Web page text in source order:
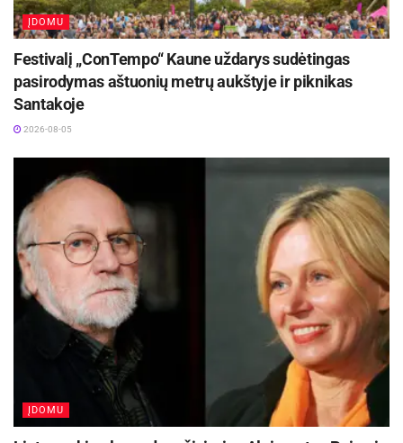
ĮDOMU
Festivalį „ConTempo“ Kaune uždarys sudėtingas
pasirodymas aštuonių metrų aukštyje ir piknikas
Santakoje
2026-08-05
ĮDOMU